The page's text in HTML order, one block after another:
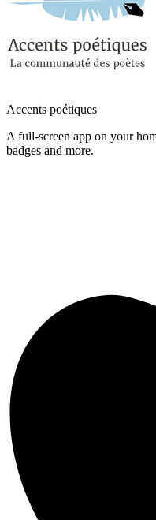
Accents poétiques
A full-screen app on your
badges and more.